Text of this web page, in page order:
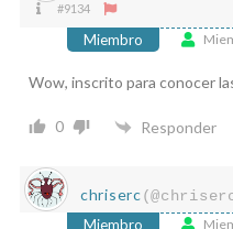
#9134
Miembro
Wow, inscrito para conocer
0 Responder
chriserc
Miembro